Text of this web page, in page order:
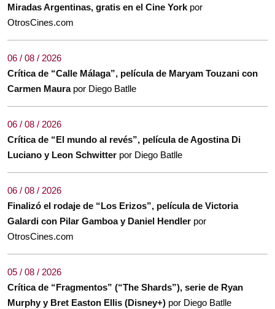
Miradas Argentinas, gratis en el Cine York por
OtrosCines.com
06 / 08 / 2026
Crítica de “Calle Málaga”, película de Maryam Touzani con
Carmen Maura por Diego Batlle
06 / 08 / 2026
Crítica de “El mundo al revés”, película de Agostina Di
Luciano y Leon Schwitter por Diego Batlle
06 / 08 / 2026
Finalizó el rodaje de “Los Erizos”, película de Victoria
Galardi con Pilar Gamboa y Daniel Hendler por
OtrosCines.com
05 / 08 / 2026
Crítica de “Fragmentos” (“The Shards”), serie de Ryan
Murphy y Bret Easton Ellis (Disney+) por Diego Batlle